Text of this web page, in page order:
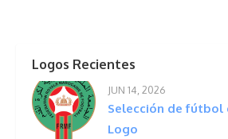
Logos Recientes
JUN 14, 2026
Selección de fútbol
Logo